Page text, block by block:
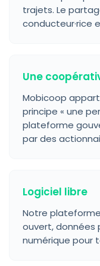
trajets. Le
conducteur·rice
Une
Mobicoop
principe « une
plateforme
par des
Logiciel libre
Notre
ouvert, données
numérique pour